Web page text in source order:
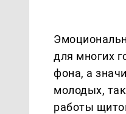
для многих
фона, а
молодых,
работы